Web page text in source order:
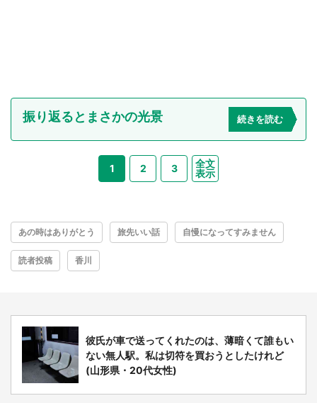
振り返るとまさかの光景 続きを読む
1 2 3
全文
表示
あの時はありがとう 旅先いい話 自慢になってすみません
読者投稿 香川
彼氏が車で送ってくれたのは、薄暗くて誰もい
ない無人駅。私は切符を買おうとしたけれど
(山形県・20代女性)